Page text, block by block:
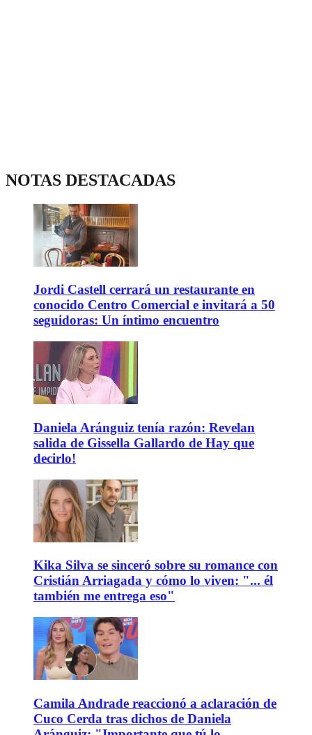
NOTAS DESTACADAS
Jordi Castell cerrará un restaurante en
conocido Centro Comercial e invitará a 50
seguidoras: Un íntimo encuentro
Daniela Aránguiz tenía razón: Revelan
salida de Gissella Gallardo de Hay que
decirlo!
Kika Silva se sinceró sobre su romance con
Cristián Arriagada y cómo lo viven: "... él
también me entrega eso"
Camila Andrade reaccionó a aclaración de
Cuco Cerda tras dichos de Daniela